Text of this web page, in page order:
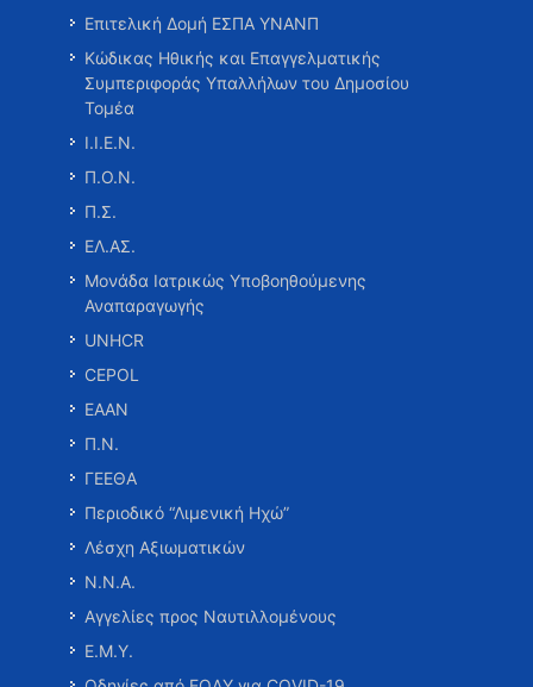
Επιτελική Δομή ΕΣΠΑ ΥΝΑΝΠ
Κώδικας Ηθικής και Επαγγελματικής
Συμπεριφοράς Υπαλλήλων του Δημοσίου
Τομέα
Ι.Ι.Ε.Ν.
Π.Ο.Ν.
Π.Σ.
ΕΛ.ΑΣ.
Μονάδα Ιατρικώς Υποβοηθούμενης
Αναπαραγωγής
UNHCR
CEPOL
ΕΑΑΝ
Π.Ν.
ΓΕΕΘΑ
Περιοδικό “Λιμενική Ηχώ”
Λέσχη Αξιωματικών
Ν.Ν.Α.
Αγγελίες προς Ναυτιλλομένους
Ε.Μ.Υ.